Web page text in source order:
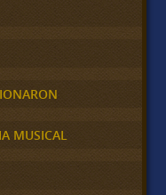
MUSICAL